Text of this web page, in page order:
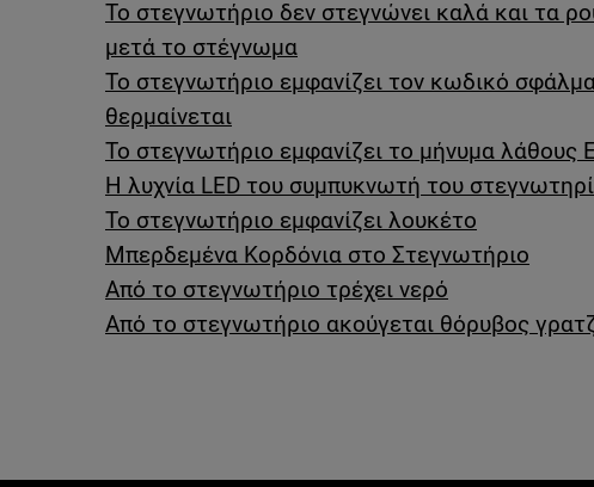
Το στεγνωτήριο δεν στεγνώνει καλά και τα
μετά το στέγνωμα
Το στεγνωτήριο εμφανίζει τον κωδικό
θερμαίνεται
Το στεγνωτήριο εμφανίζει το μήνυμα λάθους
Η λυχνία LED του συμπυκνωτή του
Το στεγνωτήριο εμφανίζει λουκέτο
Μπερδεμένα Κορδόνια στο Στεγνωτήριο
Από το στεγνωτήριο τρέχει νερό
Από το στεγνωτήριο ακούγεται θόρυβος